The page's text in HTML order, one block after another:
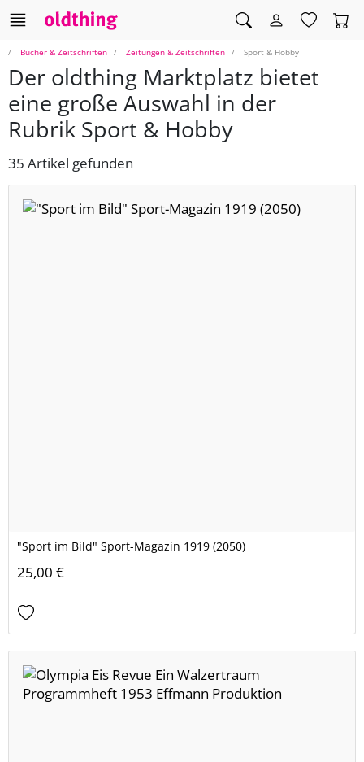
Bücher & Zeitschriften Zeitungen & Zeitschriften Sport & Hobby
Der oldthing Marktplatz bietet
eine große Auswahl in der
Rubrik Sport & Hobby
35 Artikel gefunden
"Sport im Bild" Sport-Magazin 1919 (2050)
25,00 €